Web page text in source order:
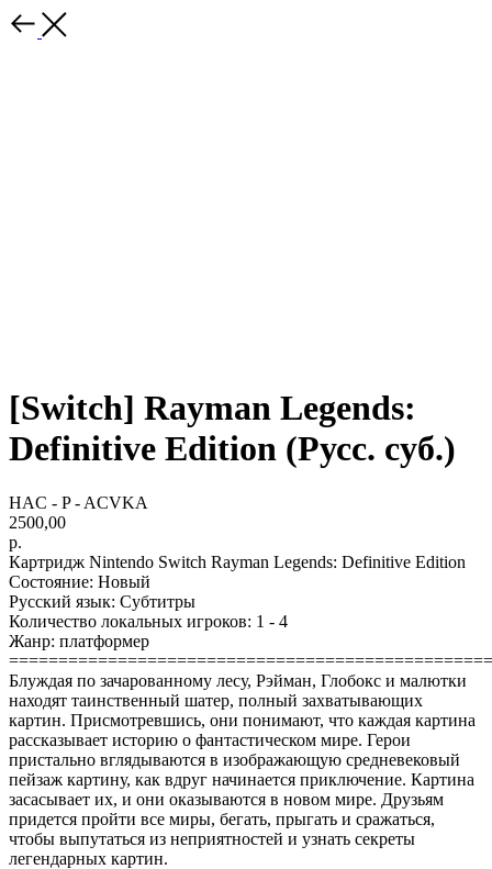
[Switch] Rayman Legends:
Definitive Edition (Русс. суб.)
HAC - P - ACVKA
2500,00
р.
Картридж Nintendo Switch Rayman Legends: Definitive Edition
Состояние: Новый
Русский язык: Субтитры
Количество локальных игроков: 1 - 4
Жанр: платформер
Блуждая по зачарованному лесу, Рэйман, Глобокс и малютки
находят таинственный шатер, полный захватывающих
картин. Присмотревшись, они понимают, что каждая картина
рассказывает историю о фантастическом мире. Герои
пристально вглядываются в изображающую средневековый
пейзаж картину, как вдруг начинается приключение. Картина
засасывает их, и они оказываются в новом мире. Друзьям
придется пройти все миры, бегать, прыгать и сражаться,
чтобы выпутаться из неприятностей и узнать секреты
легендарных картин.